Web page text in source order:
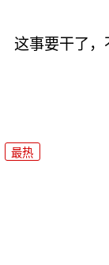
这事要干了，
最热